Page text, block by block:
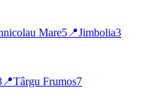
Mare5 📍Jimbolia3
📍Târgu Frumos7